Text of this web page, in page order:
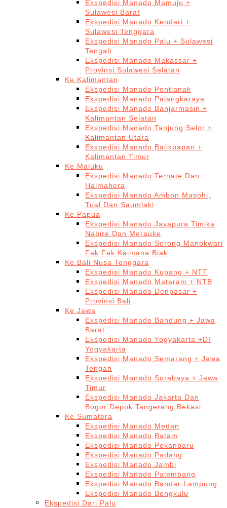
Ekspedisi Manado Mamuju +
Sulawesi Barat
Ekspedisi Manado Kendari +
Sulawesi Tenggara
Ekspedisi Manado Palu + Sulawesi
Tengah
Ekspedisi Manado Makassar +
Provinsi Sulawesi Selatan
Ke Kalimantan
Ekspedisi Manado Pontianak
Ekspedisi Manado Palangkaraya
Ekspedisi Manado Banjarmasin +
Kalimantan Selatan
Ekspedisi Manado Tanjung Selor +
Kalimantan Utara
Ekspedisi Manado Balikpapan +
Kalimantan Timur
Ke Maluku
Ekspedisi Manado Ternate Dan
Halmahera
Ekspedisi Manado Ambon Masohi,
Tual Dan Saumlaki
Ke Papua
Ekspedisi Manado Jayapura Timika
Nabire Dan Merauke
Ekspedisi Manado Sorong Manokwari
Fak Fak Kaimana Biak
Ke Bali Nusa Tenggara
Ekspedisi Manado Kupang + NTT
Ekspedisi Manado Mataram + NTB
Ekspedisi Manado Denpasar +
Provinsi Bali
Ke Jawa
Ekspedisi Manado Bandung + Jawa
Barat
Ekspedisi Manado Yogyakarta +DI
Yogyakarta
Ekspedisi Manado Semarang + Jawa
Tengah
Ekspedisi Manado Surabaya + Jawa
Timur
Ekspedisi Manado Jakarta Dan
Bogor Depok Tangerang Bekasi
Ke Sumatera
Ekspedisi Manado Medan
Ekspedisi Manado Batam
Ekspedisi Manado Pekanbaru
Ekspedisi Manado Padang
Ekspedisi Manado Jambi
Ekspedisi Manado Palembang
Ekspedisi Manado Bandar Lampung
Ekspedisi Manado Bengkulu
Ekspedisi Dari Palu